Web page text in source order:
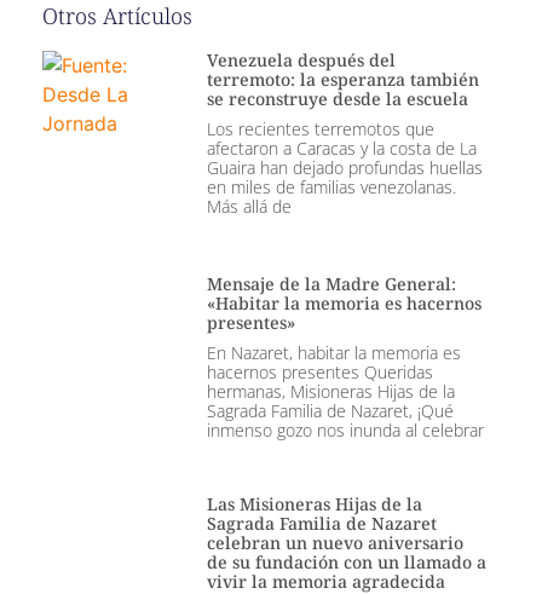
Otros Artículos
Venezuela después del
terremoto: la esperanza también
se reconstruye desde la escuela
Los recientes terremotos que
afectaron a Caracas y la costa de La
Guaira han dejado profundas huellas
en miles de familias venezolanas.
Más allá de
Mensaje de la Madre General:
«Habitar la memoria es hacernos
presentes»
En Nazaret, habitar la memoria es
hacernos presentes Queridas
hermanas, Misioneras Hijas de la
Sagrada Familia de Nazaret, ¡Qué
inmenso gozo nos inunda al celebrar
Las Misioneras Hijas de la
Sagrada Familia de Nazaret
celebran un nuevo aniversario
de su fundación con un llamado a
vivir la memoria agradecida